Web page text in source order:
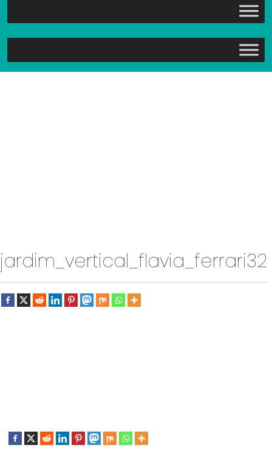
jardim_vertical_flavia_ferrari32